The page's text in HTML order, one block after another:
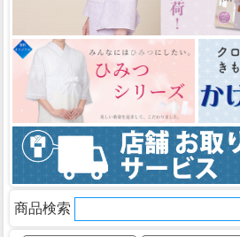
商品検索